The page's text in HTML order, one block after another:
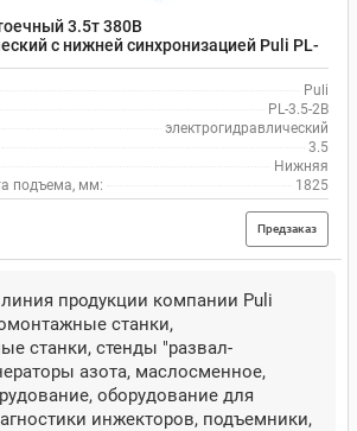
3.5т 380В
с нижней синхронизацией Puli PL-
Puli
PL-3.5-2B
электрогидравлический
3.5
Нижняя
подъема, мм:
1825
Предзаказ
продукции компании Puli
станки,
станки, стенды "развал-
азота, маслосменное,
оборудование для
инжекторов, подъемники,